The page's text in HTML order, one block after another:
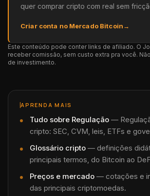
quer comprar cripto com real sem
Criar conta no Mercado Bitcoin→
Este conteúdo pode conter links de afiliado. O
receber comissão, sem custo extra pra você.
de investimento.
APRENDA MAIS
Tudo sobre Regulação —
cripto: SEC, CVM, leis, ETFs e
Glossário cripto — definições
principais termos, do Bitcoin ao
Preços e mercado — cotações e
das principais criptomoedas.